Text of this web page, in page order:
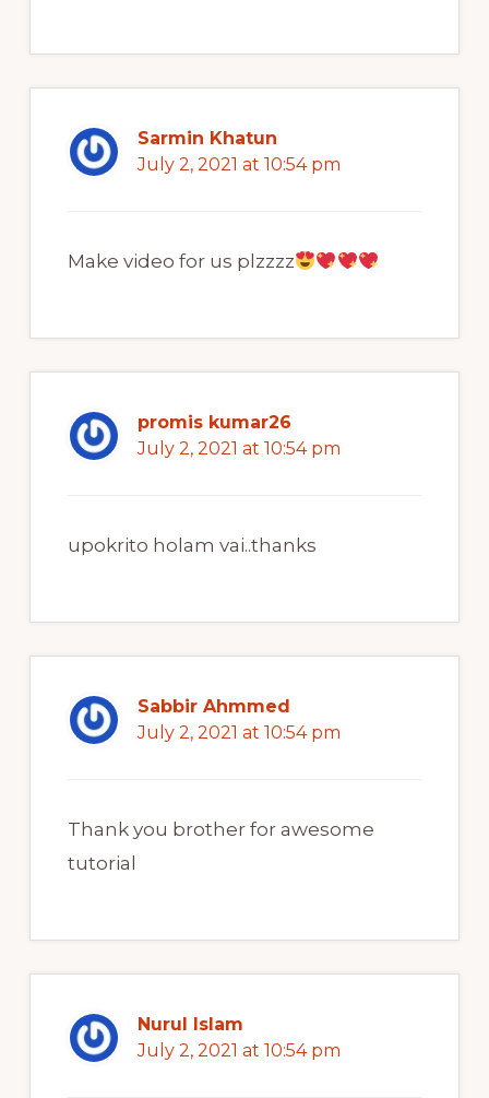
Sarmin Khatun
July 2, 2021 at 10:54 pm
Make video for us plzzzz
promis kumar26
July 2, 2021 at 10:54 pm
upokrito holam vai..thanks
Sabbir Ahmmed
July 2, 2021 at 10:54 pm
Thank you brother for awesome
tutorial
Nurul Islam
July 2, 2021 at 10:54 pm